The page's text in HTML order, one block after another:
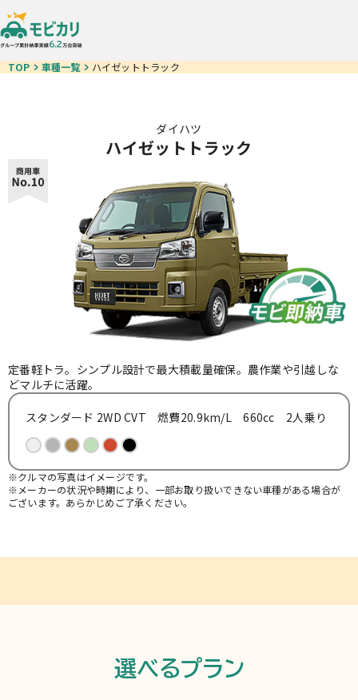
車種一覧
モビ即納車
お得なクルマ一覧
中古車リース
カーリースが初めての方
ご契約の流れ
お知らせ
よくある質問
TOP 車種一覧 ハイゼットトラック
ダイハツ
ハイゼットトラック
定番軽トラ。シンプル設計で最大積載量確保。農作業や引越しな
どマルチに活躍。
スタンダード 2WD CVT 燃費20.9km/L 660cc 2人乗り
※クルマの写真はイメージです。
※メーカーの状況や時期により、一部お取り扱いできない車種がある場合が
ございます。あらかじめご了承ください。
選べるプラン